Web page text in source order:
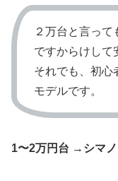
２万台と言って
ですからけして
それでも、初心
モデルです。
1〜2万円台 → シマ